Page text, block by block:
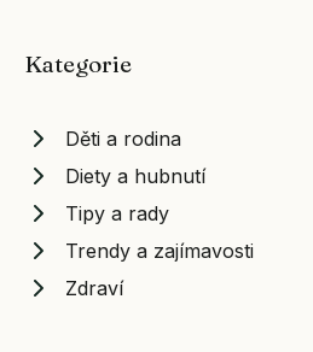
Kategorie
Děti a rodina
Diety a hubnutí
Tipy a rady
Trendy a zajímavosti
Zdraví